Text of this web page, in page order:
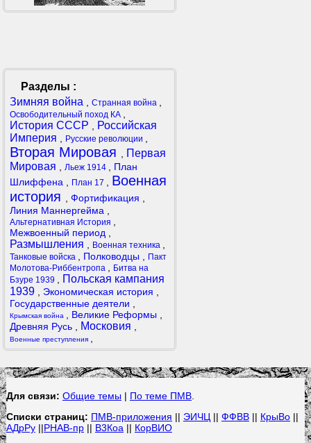
Разделы :
Зимняя война
Странная война
Освободительный поход КА
История СССР
Российская
Империя
Русские революции
Вторая Мировая
Первая
Мировая
Льеж 1914
План
Шлиффена
План 17
Военная
история
Фортификация
Линия Маннергейма
Альтернативная История
Межвоенный период
Размышления Военная техника
Танковые войска Полководцы
Пакт
Молотова-Риббентропа
Битва на
Бзуре 1939
Польская кампания
1939
Экономическая история
Государственные деятели
Крымская война Великие Реформы
Древняя Русь
Московия
Военные преступления
Для связи: Общие темы | По теме ПМВ.
Списки страниц: ПМВ-приложения || ЭИЧЦ || ФФВВ|| КрыВо||
АДрРу||РНАВ-пр|| В3Коа || КорВИО